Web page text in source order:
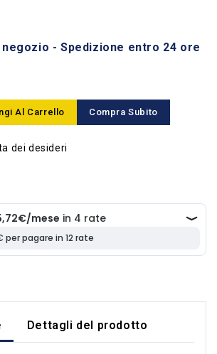
- Spedizione entro 24 ore
Al Carrello Compra Subito
dei desideri
Dettagli del prodotto